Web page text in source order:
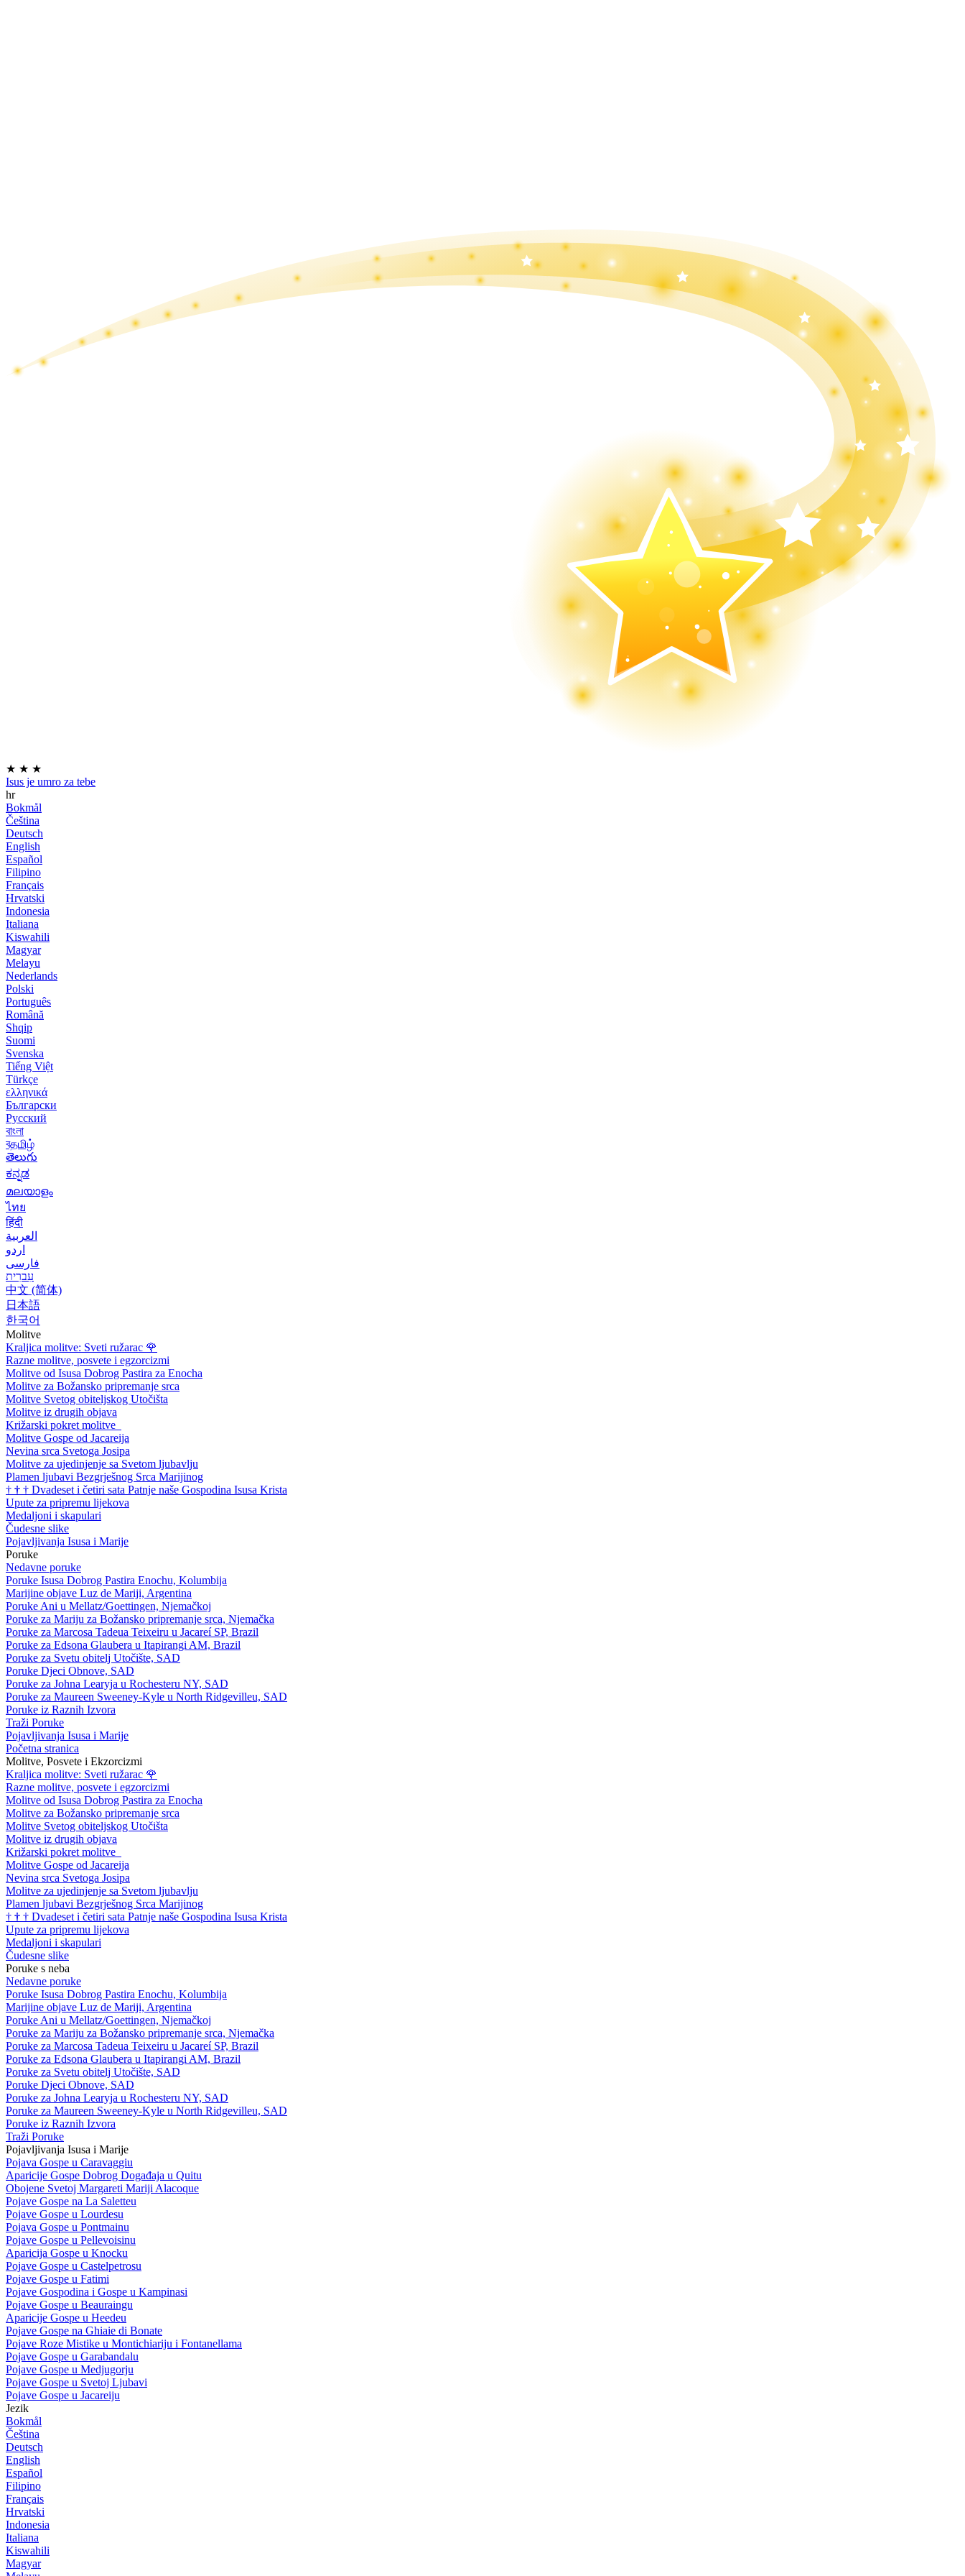
★ ★ ★
Isus je umro za tebe
hr
Bokmål
Čeština
Deutsch
English
Español
Filipino
Français
Hrvatski
Indonesia
Italiana
Kiswahili
Magyar
Melayu
Nederlands
Polski
Português
Română
Shqip
Suomi
Svenska
Tiếng Việt
Türkçe
ελληνικά
Български
Русский
বাংলা
বதமிழ்
తెలుగు
ಕನ್ನಡ
മലയാളം
ไทย
हिंदी
العربية
اردو
فارسی
עִברִית
中文 (简体)
日本語
한국어
Molitve
Kraljica molitve: Sveti ružarac 🌹
Razne molitve, posvete i egzorcizmi
Molitve od Isusa Dobrog Pastira za Enocha
Molitve za Božansko pripremanje srca
Molitve Svetog obiteljskog Utočišta
Molitve iz drugih objava
Križarski pokret molitve
Molitve Gospe od Jacareija
Nevina srca Svetoga Josipa
Molitve za ujedinjenje sa Svetom ljubavlju
Plamen ljubavi Bezgrješnog Srca Marijinog
† † † Dvadeset i četiri sata Patnje naše Gospodina Isusa Krista
Upute za pripremu lijekova
Medaljoni i skapulari
Čudesne slike
Pojavljivanja Isusa i Marije
Poruke
Nedavne poruke
Poruke Isusa Dobrog Pastira Enochu, Kolumbija
Marijine objave Luz de Mariji, Argentina
Poruke Ani u Mellatz/Goettingen, Njemačkoj
Poruke za Mariju za Božansko pripremanje srca, Njemačka
Poruke za Marcosa Tadeua Teixeiru u Jacareí SP, Brazil
Poruke za Edsona Glaubera u Itapirangi AM, Brazil
Poruke za Svetu obitelj Utočište, SAD
Poruke Djeci Obnove, SAD
Poruke za Johna Learyja u Rochesteru NY, SAD
Poruke za Maureen Sweeney-Kyle u North Ridgevilleu, SAD
Poruke iz Raznih Izvora
Traži Poruke
Pojavljivanja Isusa i Marije
Početna stranica
Molitve, Posvete i Ekzorcizmi
Kraljica molitve: Sveti ružarac 🌹
Razne molitve, posvete i egzorcizmi
Molitve od Isusa Dobrog Pastira za Enocha
Molitve za Božansko pripremanje srca
Molitve Svetog obiteljskog Utočišta
Molitve iz drugih objava
Križarski pokret molitve
Molitve Gospe od Jacareija
Nevina srca Svetoga Josipa
Molitve za ujedinjenje sa Svetom ljubavlju
Plamen ljubavi Bezgrješnog Srca Marijinog
† † † Dvadeset i četiri sata Patnje naše Gospodina Isusa Krista
Upute za pripremu lijekova
Medaljoni i skapulari
Čudesne slike
Poruke s neba
Nedavne poruke
Poruke Isusa Dobrog Pastira Enochu, Kolumbija
Marijine objave Luz de Mariji, Argentina
Poruke Ani u Mellatz/Goettingen, Njemačkoj
Poruke za Mariju za Božansko pripremanje srca, Njemačka
Poruke za Marcosa Tadeua Teixeiru u Jacareí SP, Brazil
Poruke za Edsona Glaubera u Itapirangi AM, Brazil
Poruke za Svetu obitelj Utočište, SAD
Poruke Djeci Obnove, SAD
Poruke za Johna Learyja u Rochesteru NY, SAD
Poruke za Maureen Sweeney-Kyle u North Ridgevilleu, SAD
Poruke iz Raznih Izvora
Traži Poruke
Pojavljivanja Isusa i Marije
Pojava Gospe u Caravaggiu
Aparicije Gospe Dobrog Događaja u Quitu
Obojene Svetoj Margareti Mariji Alacoque
Pojave Gospe na La Saletteu
Pojave Gospe u Lourdesu
Pojava Gospe u Pontmainu
Pojave Gospe u Pellevoisinu
Aparicija Gospe u Knocku
Pojave Gospe u Castelpetrosu
Pojave Gospe u Fatimi
Pojave Gospodina i Gospe u Kampinasi
Pojave Gospe u Beauraingu
Aparicije Gospe u Heedeu
Pojave Gospe na Ghiaie di Bonate
Pojave Roze Mistike u Montichiariju i Fontanellama
Pojave Gospe u Garabandalu
Pojave Gospe u Medjugorju
Pojave Gospe u Svetoj Ljubavi
Pojave Gospe u Jacareiju
Jezik
Bokmål
Čeština
Deutsch
English
Español
Filipino
Français
Hrvatski
Indonesia
Italiana
Kiswahili
Magyar